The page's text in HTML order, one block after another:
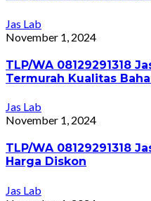
Jas Lab
November 1, 2024
TLP/WA 08129291318
Termurah Kualitas
Jas Lab
November 1, 2024
TLP/WA 08129291318
Harga Diskon
Jas Lab